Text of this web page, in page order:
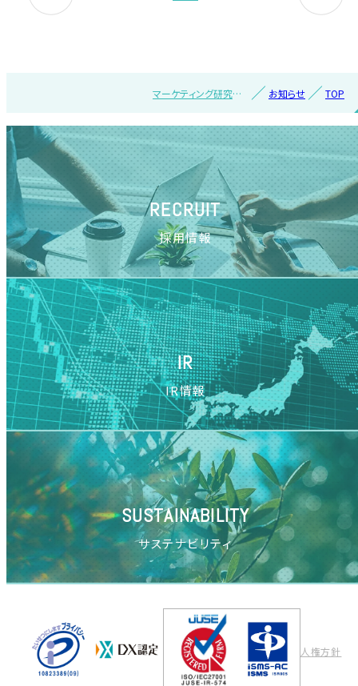
TOP
お知らせ
マーケティング研究協
登壇
RECRUIT
採用情報
IR
IR情報
SUSTAINABILITY
サステナビリティ
人権方針